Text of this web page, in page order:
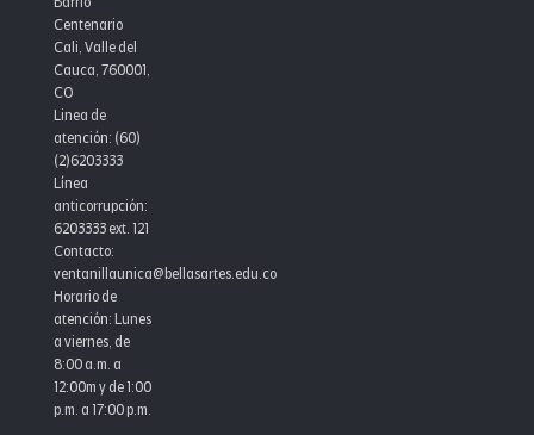
Centenario
Cali, Valle del
Cauca, 760001,
CO
Linea de
atención: (60)
(2)6203333
Línea
anticorrupción:
6203333 ext. 121
Contacto:
ventanillaunica@bellasartes.edu.co
Horario de
atención: Lunes
a viernes, de
8:00 a.m. a
12:00m y de 1:00
p.m. a 17:00 p.m.